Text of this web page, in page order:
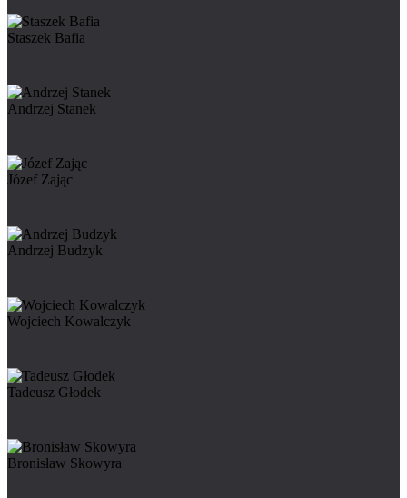
Staszek Bafia
Andrzej Stanek
Józef Zając
Andrzej Budzyk
Wojciech Kowalczyk
Tadeusz Głodek
Bronisław Skowyra